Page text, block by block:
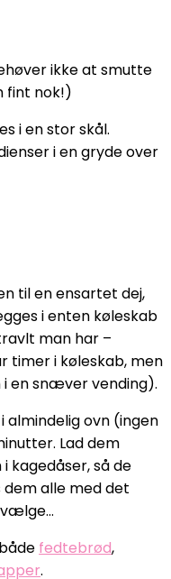
ikke at smutte
fint nok!)
i en stor skål.
i en gryde over
til en ensartet dej,
i enten køleskab
man har –
timer i køleskab, men
i en snæver vending).
almindelig ovn (ingen
Lad dem
kagedåser, så de
alle med det
vælge…
fedtebrød,
.